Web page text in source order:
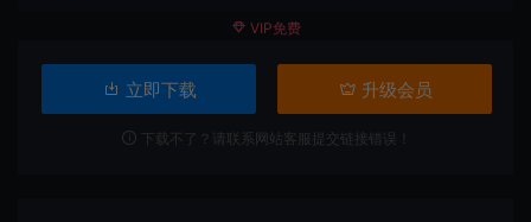
VIP免费
立即下载 升级会员
下载不了？请联系网站客服提交链接错误！